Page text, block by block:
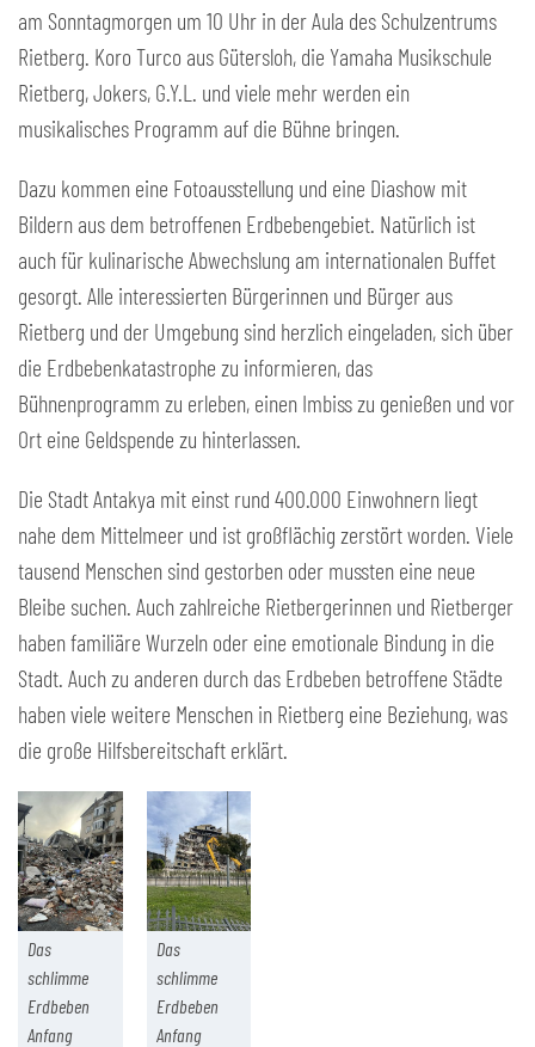
am Sonntagmorgen um 10 Uhr in der Aula des Schulzentrums
Rietberg. Koro Turco aus Gütersloh, die Yamaha Musikschule
Rietberg, Jokers, G.Y.L. und viele mehr werden ein
musikalisches Programm auf die Bühne bringen.
Dazu kommen eine Fotoausstellung und eine Diashow mit
Bildern aus dem betroffenen Erdbebengebiet. Natürlich ist
auch für kulinarische Abwechslung am internationalen Buffet
gesorgt. Alle interessierten Bürgerinnen und Bürger aus
Rietberg und der Umgebung sind herzlich eingeladen, sich über
die Erdbebenkatastrophe zu informieren, das
Bühnenprogramm zu erleben, einen Imbiss zu genießen und vor
Ort eine Geldspende zu hinterlassen.
Die Stadt Antakya mit einst rund 400.000 Einwohnern liegt
nahe dem Mittelmeer und ist großflächig zerstört worden. Viele
tausend Menschen sind gestorben oder mussten eine neue
Bleibe suchen. Auch zahlreiche Rietbergerinnen und Rietberger
haben familiäre Wurzeln oder eine emotionale Bindung in die
Stadt. Auch zu anderen durch das Erdbeben betroffene Städte
haben viele weitere Menschen in Rietberg eine Beziehung, was
die große Hilfsbereitschaft erklärt.
Das
schlimme
Erdbeben
Anfang
Das
schlimme
Erdbeben
Anfang